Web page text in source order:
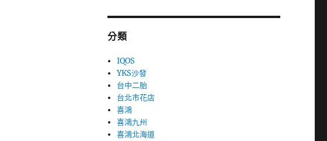
分類
IQOS
YKS沙發
台中二胎
台北市花店
喜鴻
喜鴻九州
喜鴻北海道